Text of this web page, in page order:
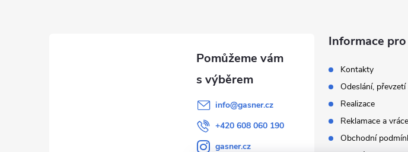
info@gasner.cz
+420 608 060 190
gasner.cz
Informace
Kontakty
Odeslání,
Realizace
Reklamace a
Obchodní